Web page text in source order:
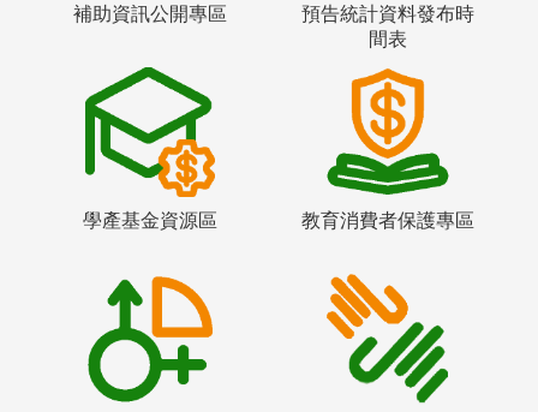
補助資訊公開專區
預告統計資料發布時
間表
學產基金資源區 教育消費者保護專區